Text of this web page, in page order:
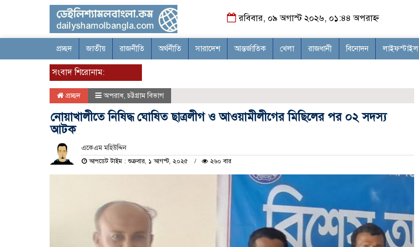
রবিবার, ০৯ অগাস্ট ২০২৬, ০১:৪৪ অপরাহ্ন
প্রচ্ছদ জাতীয় রাজনীতি অর্থনীতি সারাদেশ আন্তর্জাতিক খেলা রাজধানী বিনোদন লাইফস্টাইল
সংবাদ শিরোনাম:
প্রচ্ছদ অপরাধ,চট্টগ্রাম বিভাগ
নোয়াখালীতে নিষিদ্ধ ঘোষিত ছাত্রলীগ ও আওয়ামীলীগের মিছিলের পর ০২ সদস্য
আটক
একেএম মহিউদ্দিন
আপডেট টাইম : শুক্রবার, ১ আগস্ট, ২০২৫ ২৬০ বার